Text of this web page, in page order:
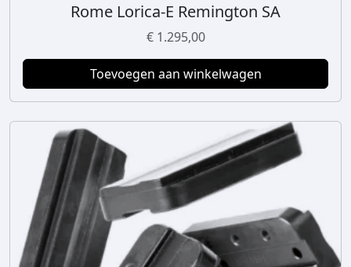
Rome Lorica-E Remington SA
€1.295,00
Toevoegen aan winkelwagen